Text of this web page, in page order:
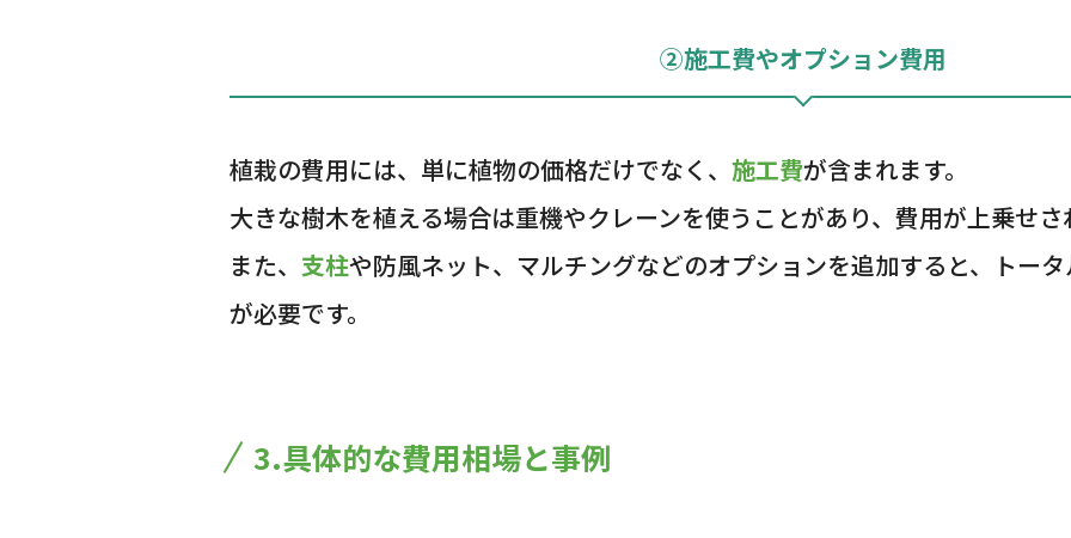
②施工費やオプション費用
植栽の費用には、単に植物の価格だけでなく、 施工費が含まれます。
大きな樹木を植える場合は重機やクレーンを使うことがあり、費用が上乗せさ
また、 支柱や防風ネット、マルチングなどのオプションを追加すると、トー
が必要です。
3.具体的な費用相場と事例